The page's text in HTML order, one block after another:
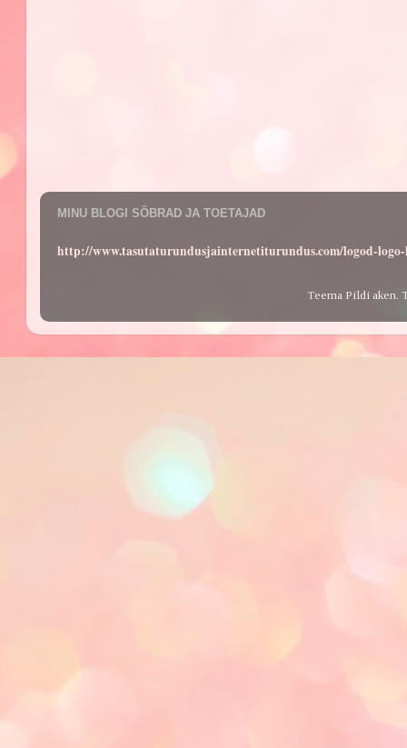
MINU BLOGI SÕBRAD JA TOETAJAD
http://www.tasutaturundusjainternetiturundus.com/logod-
Teema Pildi aken.